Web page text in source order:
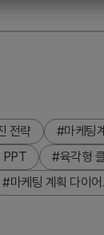
전략 #마케팅
PPT
#육각형
#마케팅 계획 다이어